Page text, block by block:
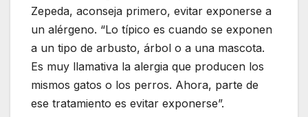
Zepeda, aconseja primero, evitar exponerse a
un alérgeno. “Lo típico es cuando se exponen
a un tipo de arbusto, árbol o a una mascota.
Es muy llamativa la alergia que producen los
mismos gatos o los perros. Ahora, parte de
ese tratamiento es evitar exponerse”.